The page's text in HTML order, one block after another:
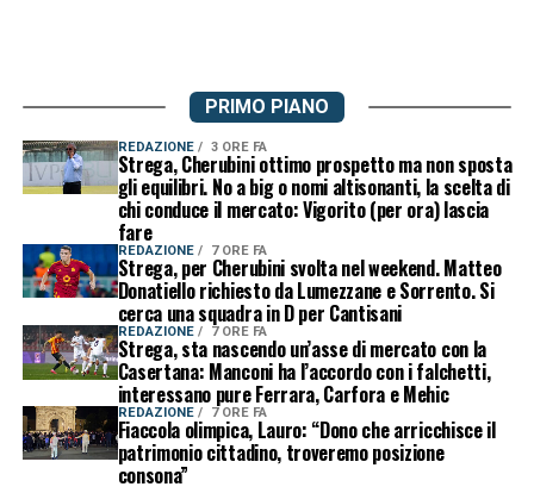
PRIMO PIANO
REDAZIONE 3 ORE FA
Strega, Cherubini ottimo prospetto ma non sposta
gli equilibri. No a big o nomi altisonanti, la scelta di
chi conduce il mercato: Vigorito (per ora) lascia
fare
REDAZIONE 7 ORE FA
Strega, per Cherubini svolta nel weekend. Matteo
Donatiello richiesto da Lumezzane e Sorrento. Si
cerca una squadra in D per Cantisani
REDAZIONE 7 ORE FA
Strega, sta nascendo un’asse di mercato con la
Casertana: Manconi ha l’accordo con i falchetti,
interessano pure Ferrara, Carfora e Mehic
REDAZIONE 7 ORE FA
Fiaccola olimpica, Lauro: “Dono che arricchisce il
patrimonio cittadino, troveremo posizione
consona”